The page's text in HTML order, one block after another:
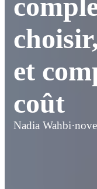
et
coût
Nadia Wahbi·